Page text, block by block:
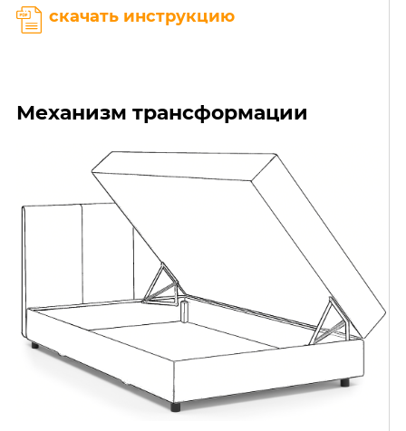
скачать инструкцию
Механизм трансформации